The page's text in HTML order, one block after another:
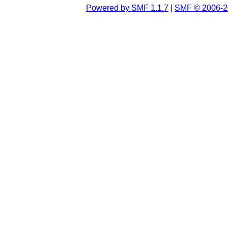
Powered by SMF 1.1.7 SMF © 2006-